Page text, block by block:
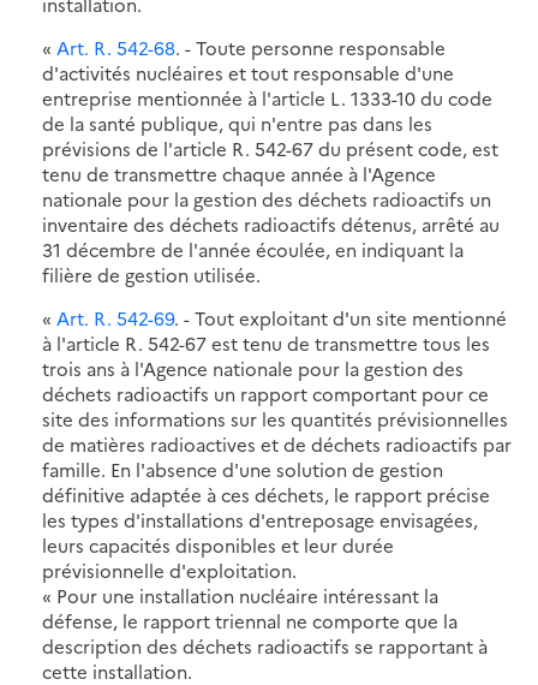
« Art. R. 542-68. - Toute personne responsable
d'activités nucléaires et tout responsable d'une
entreprise mentionnée à l'article L. 1333-10 du code
de la santé publique, qui n'entre pas dans les
prévisions de l'article R. 542-67 du présent code, est
tenu de transmettre chaque année à l'Agence
nationale pour la gestion des déchets radioactifs un
inventaire des déchets radioactifs détenus, arrêté au
31 décembre de l'année écoulée, en indiquant la
filière de gestion utilisée.
« Art. R. 542-69. - Tout exploitant d'un site mentionné
à l'article R. 542-67 est tenu de transmettre tous les
trois ans à l'Agence nationale pour la gestion des
déchets radioactifs un rapport comportant pour ce
site des informations sur les quantités prévisionnelles
de matières radioactives et de déchets radioactifs par
famille. En l'absence d'une solution de gestion
définitive adaptée à ces déchets, le rapport précise
les types d'installations d'entreposage envisagées,
leurs capacités disponibles et leur durée
prévisionnelle d'exploitation.
« Pour une installation nucléaire intéressant la
défense, le rapport triennal ne comporte que la
description des déchets radioactifs se rapportant à
cette installation.